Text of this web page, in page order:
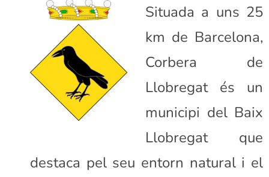
Situada a uns 25
km de Barcelona,
Corbera de
Llobregat és un
municipi del Baix
Llobregat que
destaca pel seu entorn natural i el